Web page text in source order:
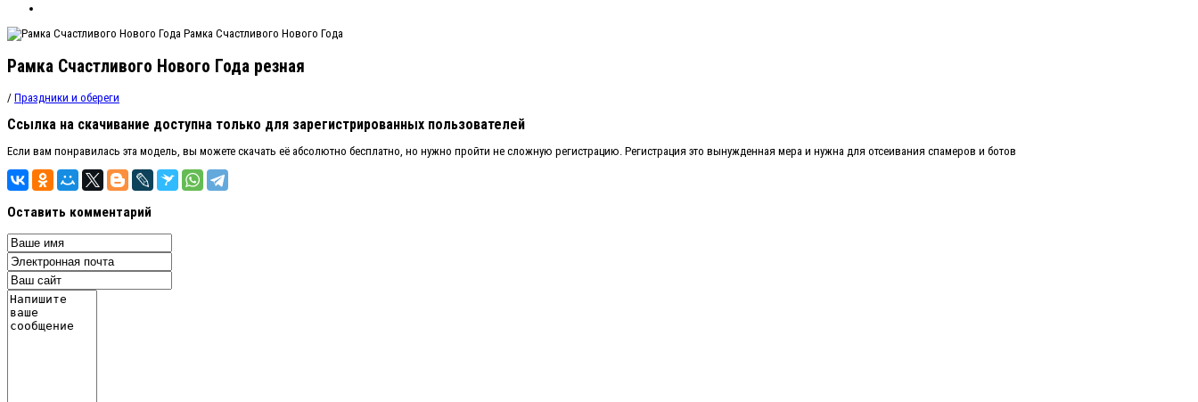
Рамка Счастливого Нового Года
Рамка Счастливого Нового Года резная
/ Праздники и обереги
Ссылка на скачивание доступна только для зарегистрированных пользователей
Если вам понравилась эта модель, вы можете скачать её абсолютно бесплатно, но нужно пройти не сложную регистрацию. Регистрация это вынужденная мера и нужна для отсеивания спамеров и ботов
Оставить комментарий